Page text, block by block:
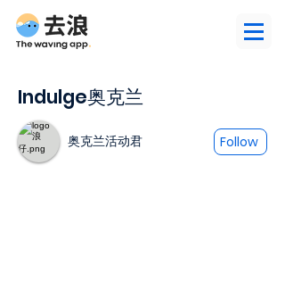
Indulge奥克兰
奥克兰活动君 Follow